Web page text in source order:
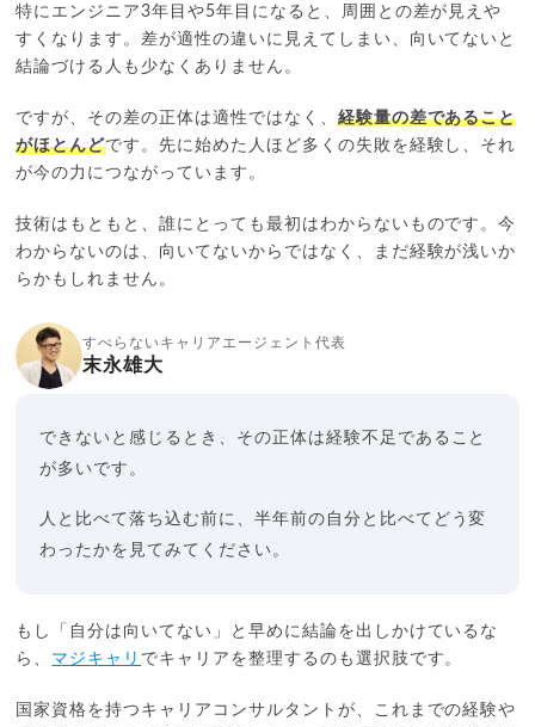
特にエンジニア3年目や5年目になると、周囲との差が見えや
すくなります。差が適性の違いに見えてしまい、向いてないと
結論づける人も少なくありません。
ですが、その差の正体は適性ではなく、 経験量の差であること
がほとんどです。先に始めた人ほど多くの失敗を経験し、それ
が今の力につながっています。
技術はもともと、誰にとっても最初はわからないものです。今
わからないのは、向いてないからではなく、まだ経験が浅いか
らかもしれません。
すべらないキャリアエージェント代表
末永雄大
できないと感じるとき、その正体は経験不足であること
が多いです。
人と比べて落ち込む前に、半年前の自分と比べてどう変
わったかを見てみてください。
もし「自分は向いてない」と早めに結論を出しかけているな
ら、 マジキャリ でキャリアを整理するのも選択肢です。
国家資格を持つキャリアコンサルタントが、これまでの経験や